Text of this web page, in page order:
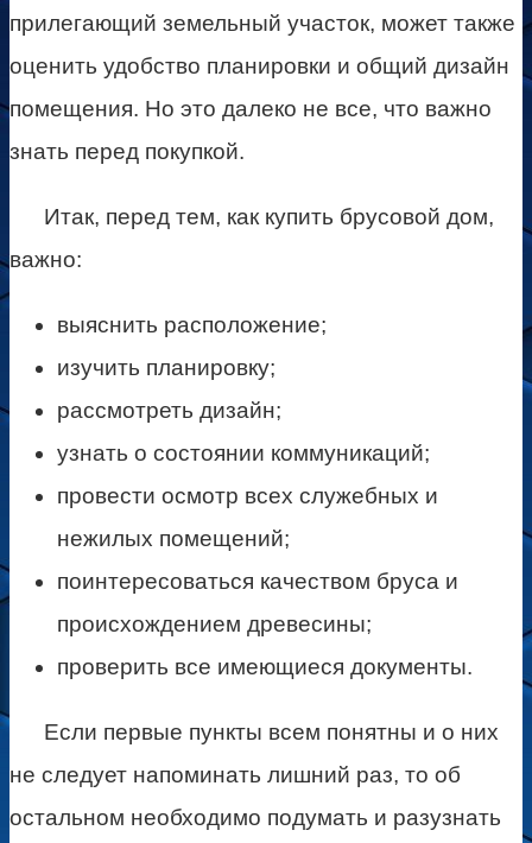
прилегающий земельный участок, может также
оценить удобство планировки и общий дизайн
помещения. Но это далеко не все, что важно
знать перед покупкой.
Итак, перед тем, как купить брусовой дом,
важно:
выяснить расположение;
изучить планировку;
рассмотреть дизайн;
узнать о состоянии коммуникаций;
провести осмотр всех служебных и
нежилых помещений;
поинтересоваться качеством бруса и
происхождением древесины;
проверить все имеющиеся документы.
Если первые пункты всем понятны и о них
не следует напоминать лишний раз, то об
остальном необходимо подумать и разузнать